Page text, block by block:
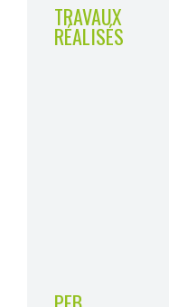
TRAVAUX
RÉALISÉS